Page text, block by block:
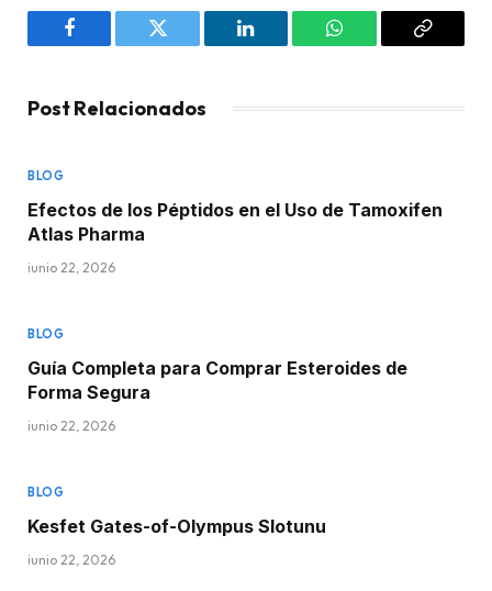
Facebook Twitter LinkedIn WhatsAppCopy
Post Relacionados
BLOG
Efectos de los Péptidos en el Uso de Tamoxifen
Atlas Pharma
junio 22, 2026
BLOG
Guía Completa para Comprar Esteroides de
Forma Segura
junio 22, 2026
BLOG
Kesfet Gates-of-Olympus Slotunu
junio 22, 2026